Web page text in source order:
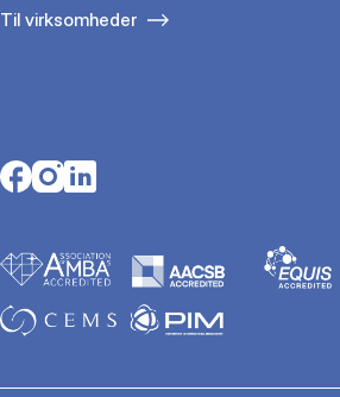
Til virksomheder
Opens in a new tab
Opens in a new tab
Opens in a new tab